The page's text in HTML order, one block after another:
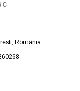
România